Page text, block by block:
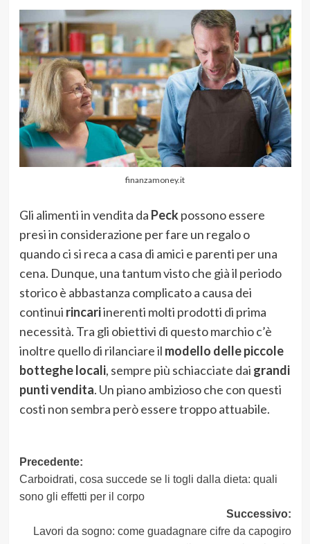
finanzamoney.it
Gli alimenti in vendita da Peckpossono essere
presi in considerazione per fare un regalo o
quando ci si reca a casa di amici e parenti per una
cena. Dunque, una tantum visto che già il periodo
storico è abbastanza complicato a causa dei
continui rincariinerenti molti prodotti di prima
necessità. Tra gli obiettivi di questo marchio c’è
inoltre quello di rilanciare il modello delle piccole
botteghe locali, sempre più schiacciate dai grandi
punti vendita. Un piano ambizioso che con questi
costi non sembra però essere troppo attuabile.
Navigazione
articolo
Precedente:
Carboidrati, cosa succede se li togli dalla dieta: quali
sono gli effetti per il corpo
Successivo:
Lavori da sogno: come guadagnare cifre da capogiro